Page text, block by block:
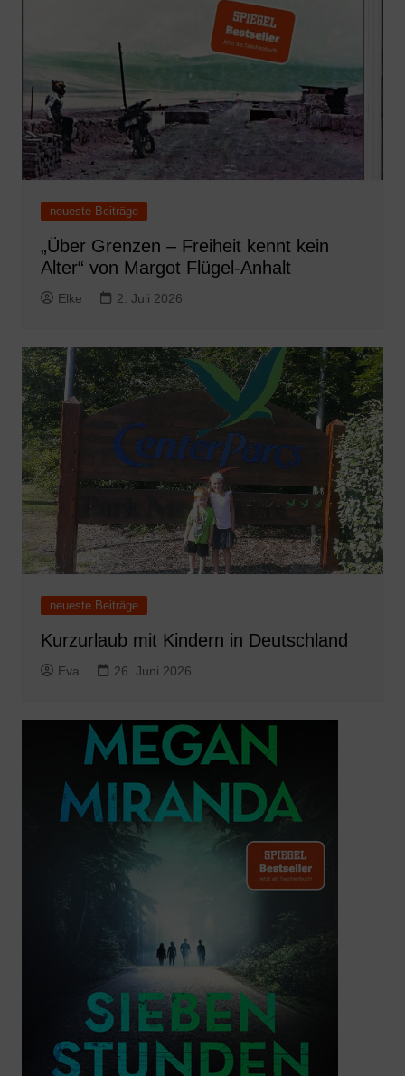
neueste Beiträge
„Über Grenzen – Freiheit kennt kein
Alter“ von Margot Flügel-Anhalt
Elke 2. Juli 2026
neueste Beiträge
Kurzurlaub mit Kindern in Deutschland
Eva 26. Juni 2026